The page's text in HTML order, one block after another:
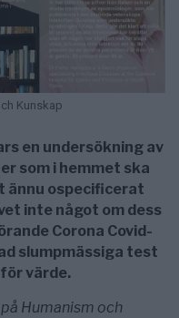
Kunskap
en undersökning av
som i hemmet ska
ännu ospecificerat
inte något om dess
Corona Covid-
slumpmässiga test
värde.
Humanism och